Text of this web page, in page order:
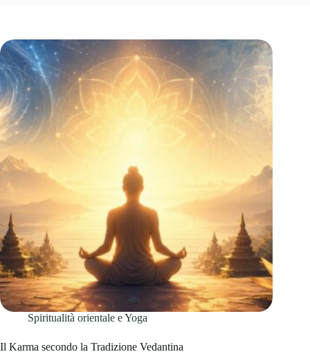
Spiritualità orientale e Yoga
Il Karma secondo la Tradizione Vedantina